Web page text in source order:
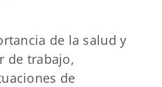
de la salud y
de trabajo,
de